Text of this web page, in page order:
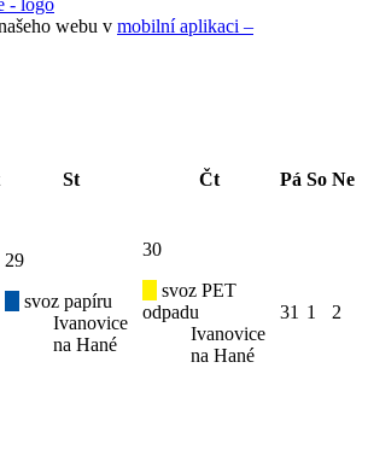
webu v mobilní aplikaci –
St Čt Pá So Ne
29
svoz papíru
Ivanovice
na Hané
30
svoz PET
odpadu
Ivanovice
na Hané
31 1 2